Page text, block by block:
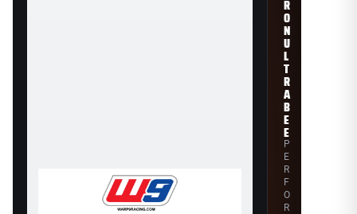
R
O
N
U
L
T
R
A
B
E
E
P
E
R
F
O
R